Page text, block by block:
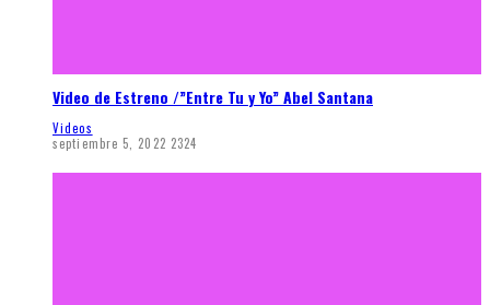
Video de Estreno /”Entre Tu y Yo” Abel Santana
Videos
septiembre 5, 2022 2324